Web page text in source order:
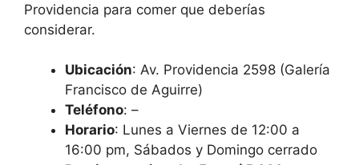
Providencia para comer que deberías
considerar.
Ubicación: Av. Providencia 2598 (Galería
Francisco de Aguirre)
Teléfono: –
Horario: Lunes a Viernes de 12:00 a
16:00 pm, Sábados y Domingo cerrado